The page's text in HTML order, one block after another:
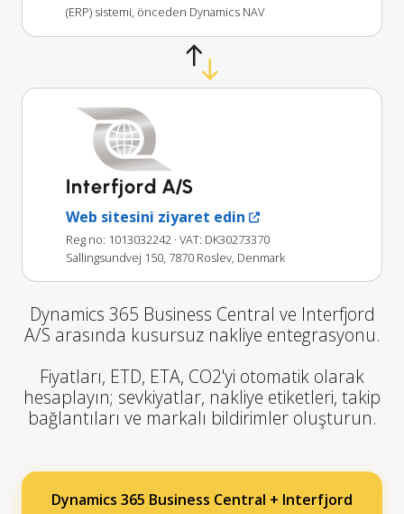
(ERP) sistemi, önceden Dynamics NAV
Interfjord A/S
Web sitesini ziyaret edin
Reg no: 1013032242 · VAT: DK30273370
Sallingsundvej 150, 7870 Roslev, Denmark
Dynamics 365 Business Central ve Interfjord
A/S arasında kusursuz nakliye entegrasyonu.
Fiyatları, ETD, ETA, CO2'yi otomatik olarak
hesaplayın; sevkiyatlar, nakliye etiketleri, takip
bağlantıları ve markalı bildirimler oluşturun.
Dynamics 365 Business Central + Interfjord